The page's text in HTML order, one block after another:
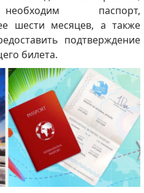
паспорт,
шести месяцев, а также
подтверждение
билета.